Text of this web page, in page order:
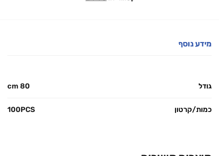
מידע נוסף
גודל 80 cm
כמות/קרטון 100PCS